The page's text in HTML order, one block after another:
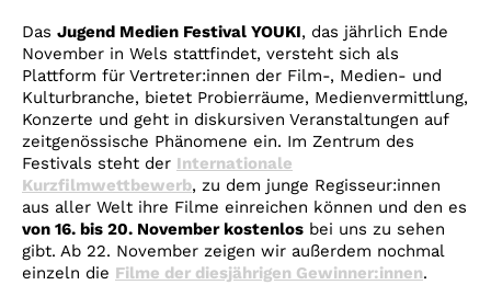
Das Jugend Medien Festival YOUKI, das jährlich Ende
November in Wels stattfindet, versteht sich als
Plattform für Vertreter:innen der Film-, Medien- und
Kulturbranche, bietet Probierräume, Medienvermittlung,
Konzerte und geht in diskursiven Veranstaltungen auf
zeitgenössische Phänomene ein. Im Zentrum des
Festivals steht der Internationale
Kurzfilmwettbewerb, zu dem junge Regisseur:innen
aus aller Welt ihre Filme einreichen können und den es
von 16. bis 20. November kostenlos bei uns zu sehen
gibt. Ab 22. November zeigen wir außerdem nochmal
einzeln die Filme der diesjährigen Gewinner:innen.